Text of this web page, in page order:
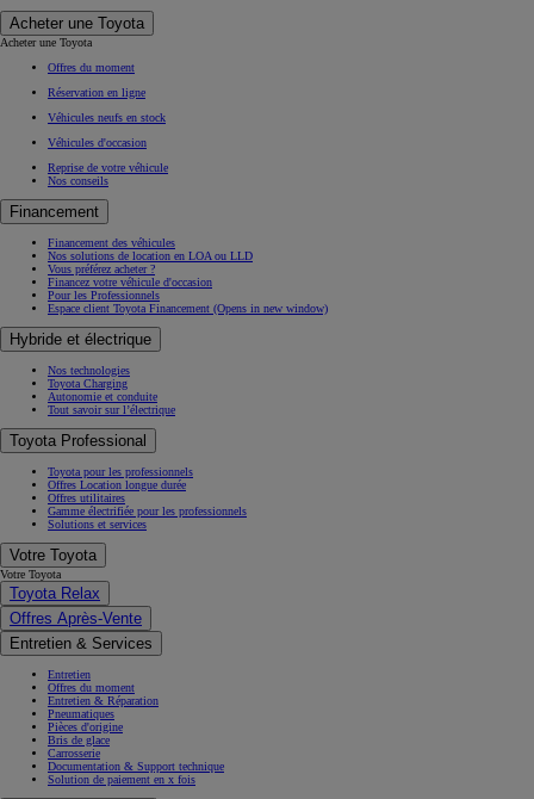
Acheter une Toyota
Acheter une Toyota
Offres du moment
Réservation en ligne
Véhicules neufs en stock
Véhicules d'occasion
Reprise de votre véhicule
Nos conseils
Financement
Financement des véhicules
Nos solutions de location en LOA ou LLD
Vous préférez acheter ?
Financez votre véhicule d'occasion
Pour les Professionnels
Espace client Toyota Financement (Opens in new window)
Hybride et électrique
Nos technologies
Toyota Charging
Autonomie et conduite
Tout savoir sur l’électrique
Toyota Professional
Toyota pour les professionnels
Offres Location longue durée
Offres utilitaires
Gamme électrifiée pour les professionnels
Solutions et services
Votre Toyota
Votre Toyota
Toyota Relax
Offres Après-Vente
Entretien & Services
Entretien
Offres du moment
Entretien & Réparation
Pneumatiques
Pièces d'origine
Bris de glace
Carrosserie
Documentation & Support technique
Solution de paiement en x fois